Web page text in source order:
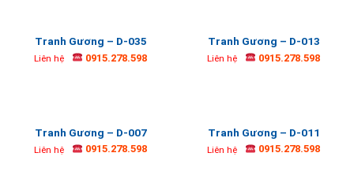
Tranh Gương – D-035
Liên hệ 0915.278.598
Tranh Gương – D-013
Liên hệ 0915.278.598
Tranh Gương – D-007
Liên hệ 0915.278.598
Tranh Gương – D-011
Liên hệ 0915.278.598